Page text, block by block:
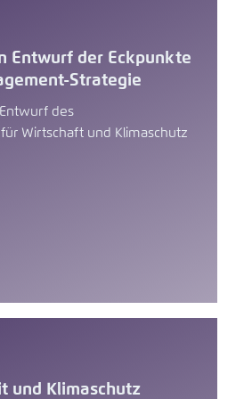
Entwurf der Eckpunkte
Strategie
des
Wirtschaft und Klimaschutz
und Klimaschutz